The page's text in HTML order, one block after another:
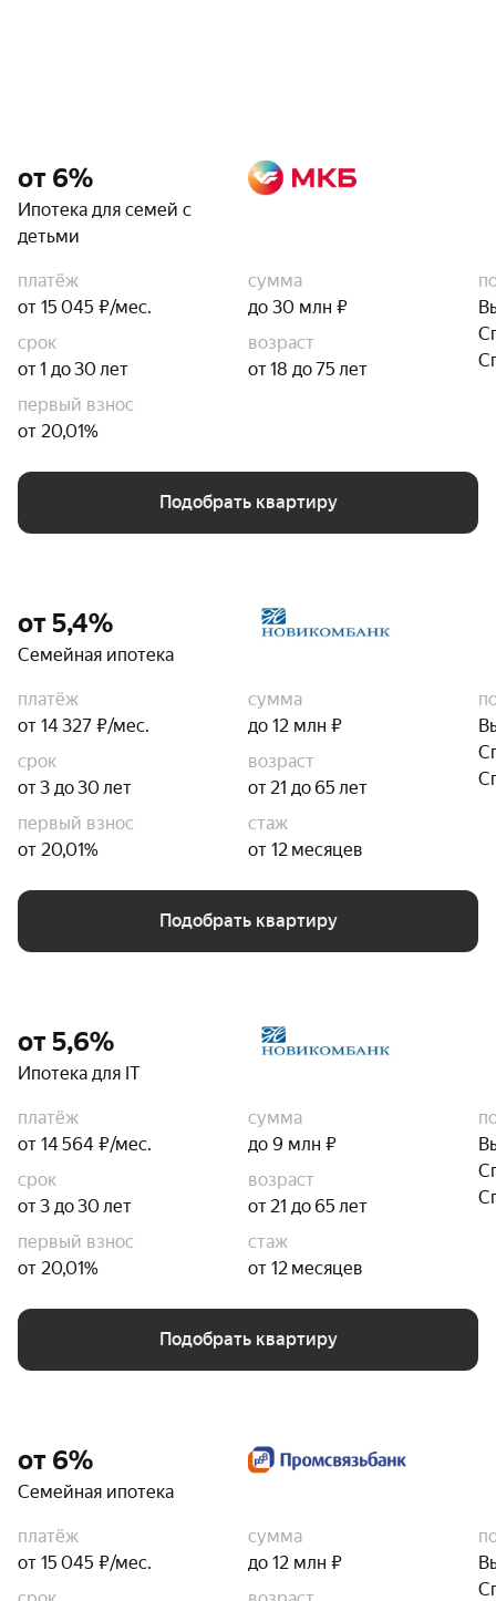
от 6%
Ипотека для семей с
детьми
платёж
от 15 045 ₽/мес.
сумма
до 30 млн ₽
срок
от 1 до 30 лет
возраст
от 18 до 75 лет
первый взнос
от 20,01%
Подобрать квартиру
от 5,4%
Семейная ипотека
платёж
от 14 327 ₽/мес.
сумма
до 12 млн ₽
срок
от 3 до 30 лет
возраст
от 21 до 65 лет
первый взнос
от 20,01%
стаж
от 12 месяцев
Подобрать квартиру
от 5,6%
Ипотека для IT
платёж
от 14 564 ₽/мес.
сумма
до 9 млн ₽
срок
от 3 до 30 лет
возраст
от 21 до 65 лет
первый взнос
от 20,01%
стаж
от 12 месяцев
Подобрать квартиру
от 6%
Семейная ипотека
платёж
от 15 045 ₽/мес.
сумма
до 12 млн ₽